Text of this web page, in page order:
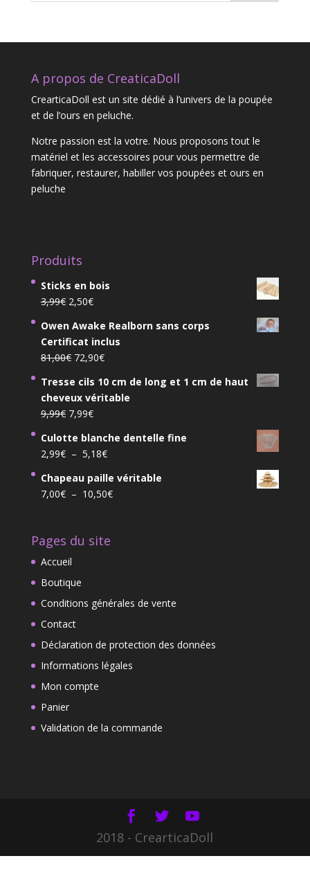
A propos de CreaticaDoll
CrearticaDoll est un site dédié à l’univers de la poupée
et de l’ours en peluche.
Notre passion est la votre. Nous proposons tout le
matériel et les accessoires pour vous permettre de
fabriquer, restaurer, habiller vos poupées et ours en
peluche
Produits
Sticks en bois
3,99€ Le
initial
était :
3,99€.
2,50€Le
actuel
est :
2,50€.
Owen Awake Realborn sans corps
Certificat inclus
81,00€ Le
initial
était :
81,00€.
72,90€Le
actuel
est :
Tresse cils 10 cm de long et 1 cm de haut
cheveux véritable
9,99€ Le
initial
était :
9,99€.
7,99€Le
actuel
est :
7,99€.
Culotte blanche dentelle fine
2,99€ – 5,18€Plage
prix :
2,99€
Chapeau paille véritable
7,00€ – 10,50€Plage
Pages du site
Accueil
Boutique
Conditions générales de vente
Contact
Déclaration de protection des données
Informations légales
Mon compte
Panier
Validation de la commande
2018 - CrearticaDoll